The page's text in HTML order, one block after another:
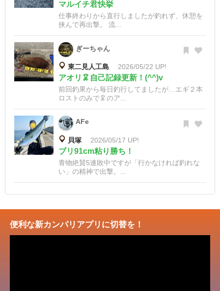
マルイチ君快挙
仕事終わりから直行しましたが釣れず、休憩を
挟んで再出撃。 流...
ぎーちゃん
東二見人工島 2026/05/22 UP!
アオリ🦑自己記録更新！(^^)v
前回釣果から毎日釣行してましたが…エギ２本
ロストのみで🦑のア...
AFe
貝塚 2026/05/17 UP!
ブリ91cm粘り勝ち！
青物絶賛5連敗中ですが「行かなければ釣れな
い」の精神で出撃。...
便利な新カンパリアプリに切替を！